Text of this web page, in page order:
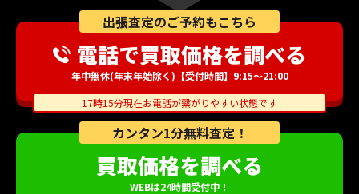
カンタン1分無料査定！
買取価格を調べる
WEBは24時間受付中！
出張査定のご予約もこちら
電話で買取価格を調べる
年中無休(年末年始除く)【受付時間】9:15～21:00
17時15分現在お電話が繋がりやすい状態です